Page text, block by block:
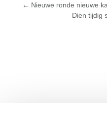
← Nieuwe ronde nieuwe
Dien tijdig